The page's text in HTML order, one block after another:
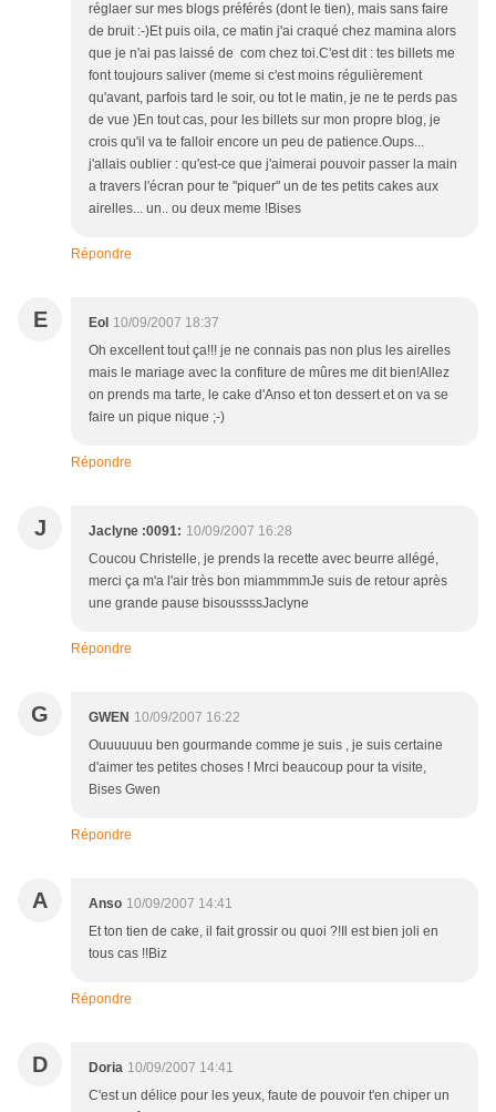
réglaer sur mes blogs préférés (dont le tien), mais sans faire
de bruit :-)Et puis oila, ce matin j'ai craqué chez mamina alors
que je n'ai pas laissé de com chez toi.C'est dit : tes billets me
font toujours saliver (meme si c'est moins régulièrement
qu'avant, parfois tard le soir, ou tot le matin, je ne te perds pas
de vue )En tout cas, pour les billets sur mon propre blog, je
crois qu'il va te falloir encore un peu de patience.Oups...
j'allais oublier : qu'est-ce que j'aimerai pouvoir passer la main
a travers l'écran pour te "piquer" un de tes petits cakes aux
airelles... un.. ou deux meme !Bises
Répondre
E Eol 10/09/2007 18:37
Oh excellent tout ça!!! je ne connais pas non plus les airelles
mais le mariage avec la confiture de mûres me dit bien!Allez
on prends ma tarte, le cake d'Anso et ton dessert et on va se
faire un pique nique ;-)
Répondre
J Jaclyne :0091: 10/09/2007 16:28
Coucou Christelle, je prends la recette avec beurre allégé,
merci ça m'a l'air très bon miammmmJe suis de retour après
une grande pause bisoussssJaclyne
Répondre
G GWEN 10/09/2007 16:22
Ouuuuuuu ben gourmande comme je suis , je suis certaine
d'aimer tes petites choses ! Mrci beaucoup pour ta visite,
Bises Gwen
Répondre
A Anso 10/09/2007 14:41
Et ton tien de cake, il fait grossir ou quoi ?!Il est bien joli en
tous cas !!Biz
Répondre
D Doria 10/09/2007 14:41
C'est un délice pour les yeux, faute de pouvoir t'en chiper un